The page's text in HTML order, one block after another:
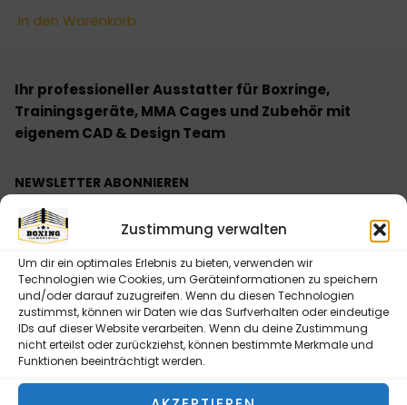
Zustimmung verwalten
Um dir ein optimales Erlebnis zu bieten, verwenden wir
Technologien wie Cookies, um Geräteinformationen zu speichern
und/oder darauf zuzugreifen. Wenn du diesen Technologien
zustimmst, können wir Daten wie das Surfverhalten oder eindeutige
IDs auf dieser Website verarbeiten. Wenn du deine Zustimmung
nicht erteilst oder zurückziehst, können bestimmte Merkmale und
Funktionen beeinträchtigt werden.
In den Warenkorb
Ihr professioneller Ausstatter für Boxringe,
Trainingsgeräte, MMA Cages und Zubehör mit
eigenem CAD & Design Team
NEWSLETTER ABONNIEREN
Bitte senden Sie mir entsprechend Ihrer
Datenschutzerklärung regelmäßig und jederzeit
per E-Mail zu.
NEWSLETTER ABONNIEREN